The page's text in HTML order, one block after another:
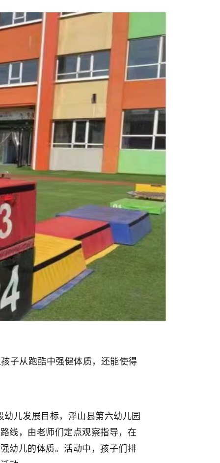
子从跑酷中强健体质，还能使得
儿发展目标，浮山县第六幼儿园
线，由老师们定点观察指导，在
幼儿的体质。活动中，孩子们排